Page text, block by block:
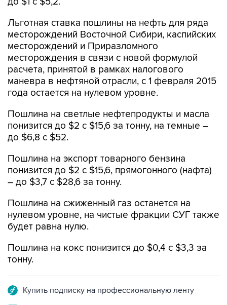
Льготная ставка пошлины на нефть для ряда
месторождений Восточной Сибири, каспийских
месторождений и Приразломного
месторождения в связи с новой формулой
расчета, принятой в рамках налогового
маневра в нефтяной отрасли, с 1 февраля 2015
года остается на нулевом уровне.
Пошлина на светлые нефтепродукты и масла
понизится до $2 с $15,6 за тонну, на темные –
до $6,8 с $52.
Пошлина на экспорт товарного бензина
понизится до $2 с $15,6, прямогонного (нафта)
– до $3,7 с $28,6 за тонну.
Пошлина на сжиженный газ останется на
нулевом уровне, на чистые фракции СУГ также
будет равна нулю.
Пошлина на кокс понизится до $0,4 с $3,3 за
тонну.
Купить подписку на профессиональную ленту